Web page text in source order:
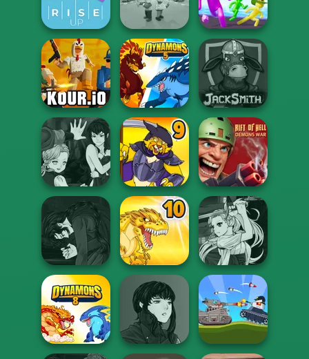
Tower Fall
Maker 2.0
2.0
Rise Up Idle Inventor Giant Rush!
Kour.io Dynamons 5 Jacksmith
Manga Creator
Vampire Hunter
P...
Dynamons 9
Rift of Hell:
Demons War
Manga Creator
Vampire Hunter
P...
Dynamons 10
Manga Creator
Vampire Hunter
P...